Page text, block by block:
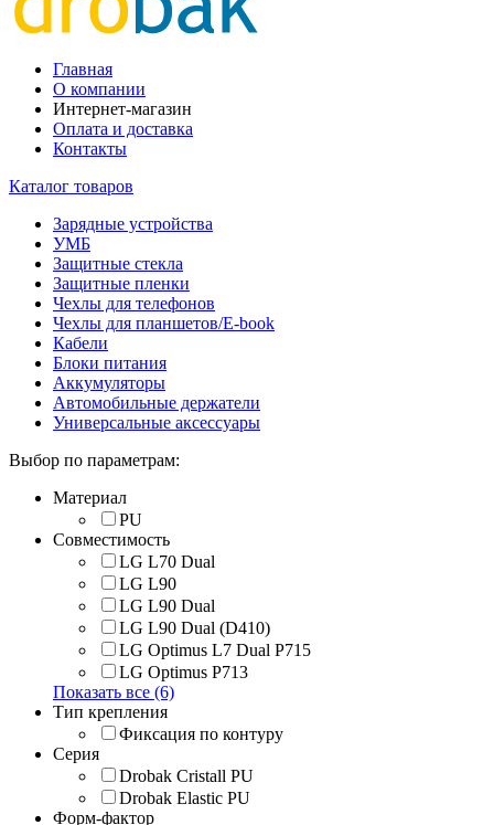
Главная
О компании
Интернет-магазин
Оплата и доставка
Контакты
Каталог товаров
Зарядные устройства
УМБ
Защитные стекла
Защитные пленки
Чехлы для телефонов
Чехлы для планшетов/E-book
Кабели
Блоки питания
Аккумуляторы
Автомобильные держатели
Универсальные аксессуары
Выбор по параметрам:
Материал
PU
Совместимость
LG L70 Dual
LG L90
LG L90 Dual
LG L90 Dual (D410)
LG Optimus L7 Dual P715
LG Optimus P713
Показать все (6)
Тип крепления
Фиксация по контуру
Серия
Drobak Cristall PU
Drobak Elastic PU
Форм-фактор